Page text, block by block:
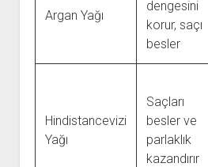
Argan Yağı
dengesini
korur, saçı
besler
Hindistancevizi
Yağı
Saçları
besler ve
parlaklık
kazandırır